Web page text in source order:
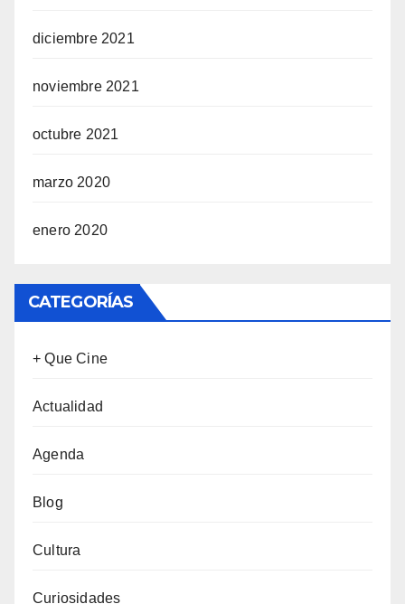
diciembre 2021
noviembre 2021
octubre 2021
marzo 2020
enero 2020
CATEGORÍAS
+ Que Cine
Actualidad
Agenda
Blog
Cultura
Curiosidades